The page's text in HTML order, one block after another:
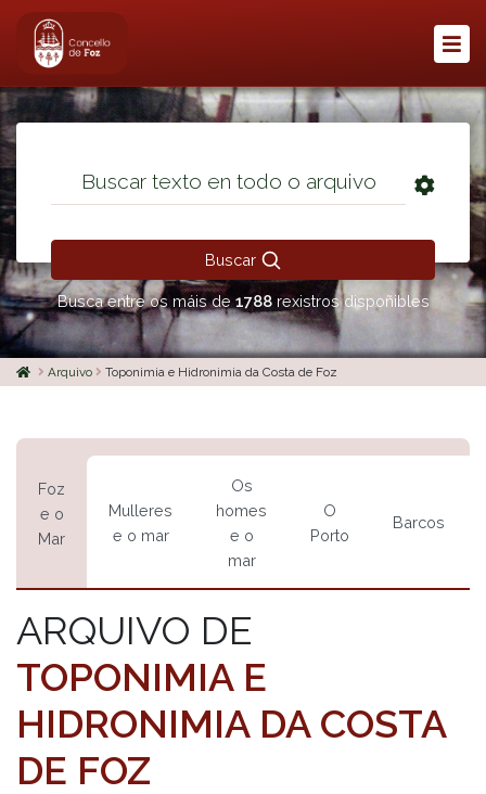
Buscar
Busca entre os máis de1788rexistros dispoñibles
Arquivo Toponimia e Hidronimia da Costa de Foz
Foz
e o
Mar
Mulleres
e o mar
Os
homes
e o
mar
O
Porto
Barcos
ARQUIVO DE
TOPONIMIA E
HIDRONIMIA DA COSTA
DE FOZ